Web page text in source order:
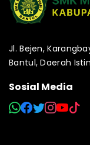
Jl. Bejen,
Bantul, Daerah
Sosial Media